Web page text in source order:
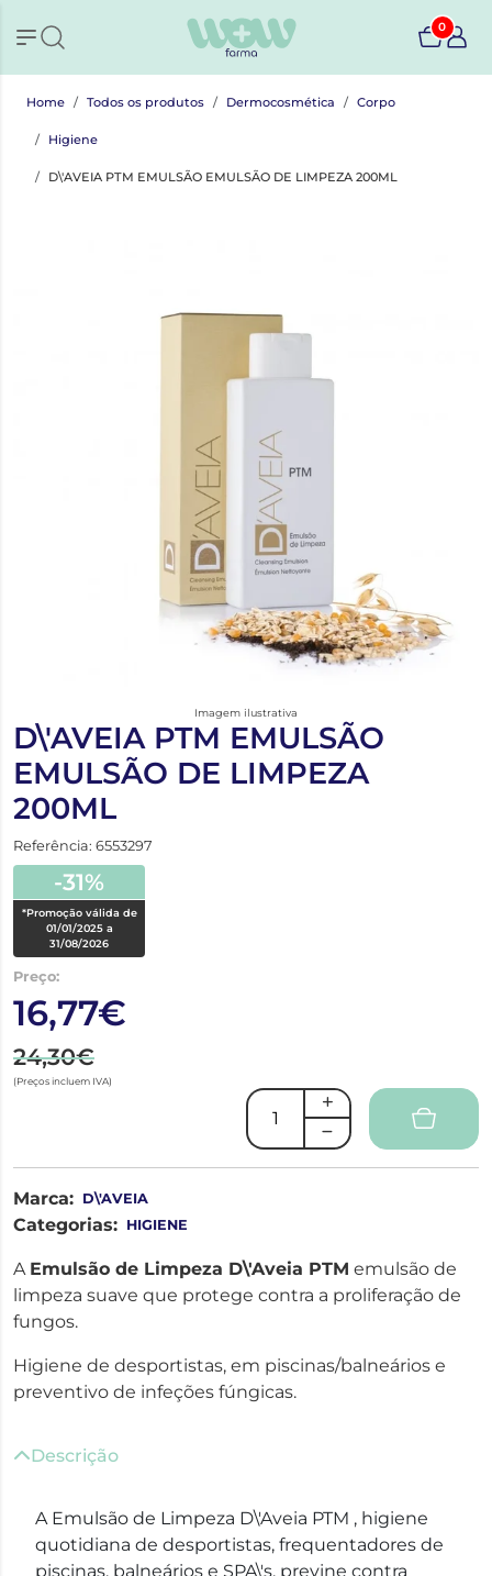
0
Home Todos os produtos Dermocosmética Corpo
Higiene
D\'AVEIA PTM EMULSÃO EMULSÃO DE LIMPEZA 200ML
Imagem ilustrativa
D\'AVEIA PTM EMULSÃO
EMULSÃO DE LIMPEZA
200ML
Referência: 6553297
-31%
*Promoção válida de
01/01/2025 a
31/08/2026
Preço:
16,77€
24,30€
(Preços incluem IVA)
Marca: D\'AVEIA
Categorias: HIGIENE
A Emulsão de Limpeza D\'Aveia PTM emulsão de
limpeza suave que protege contra a proliferação de
fungos.
Higiene de desportistas, em piscinas/balneários e
preventivo de infeções fúngicas.
Descrição
A Emulsão de Limpeza D\'Aveia PTM , higiene
quotidiana de desportistas, frequentadores de
piscinas, balneários e SPA\'s, previne contra